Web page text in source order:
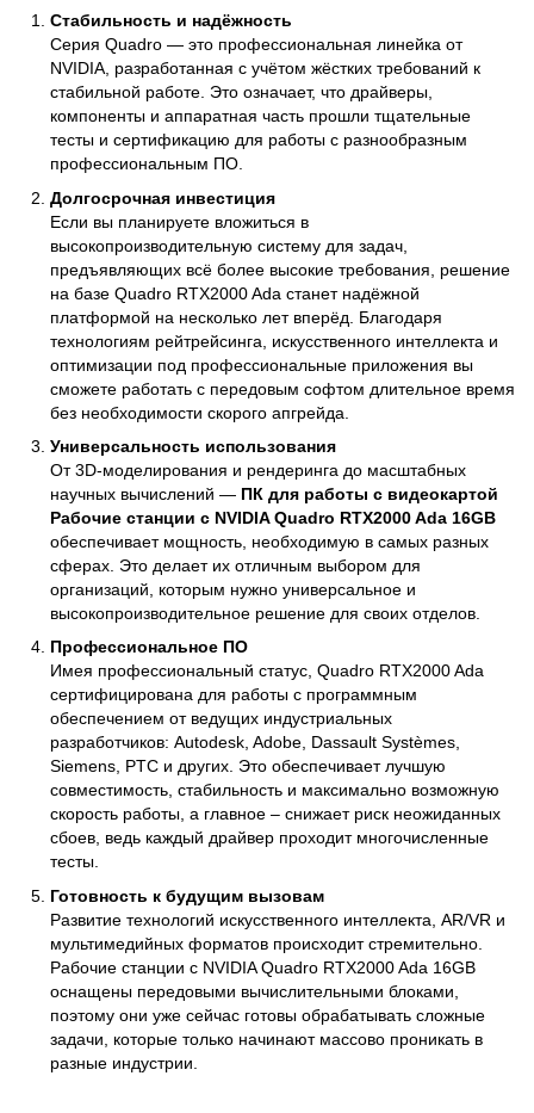
Стабильность и надёжность
Серия Quadro — это профессиональная линейка от
NVIDIA, разработанная с учётом жёстких требований к
стабильной работе. Это означает, что драйверы,
компоненты и аппаратная часть прошли тщательные
тесты и сертификацию для работы с разнообразным
профессиональным ПО.
Долгосрочная инвестиция
Если вы планируете вложиться в
высокопроизводительную систему для задач,
предъявляющих всё более высокие требования, решение
на базе Quadro RTX2000 Ada станет надёжной
платформой на несколько лет вперёд. Благодаря
технологиям рейтрейсинга, искусственного интеллекта и
оптимизации под профессиональные приложения вы
сможете работать с передовым софтом длительное время
без необходимости скорого апгрейда.
Универсальность использования
От 3D-моделирования и рендеринга до масштабных
научных вычислений — ПК для работы с видеокартой
Рабочие станции с NVIDIA Quadro RTX2000 Ada 16GB
обеспечивает мощность, необходимую в самых разных
сферах. Это делает их отличным выбором для
организаций, которым нужно универсальное и
высокопроизводительное решение для своих отделов.
Профессиональное ПО
Имея профессиональный статус, Quadro RTX2000 Ada
сертифицирована для работы с программным
обеспечением от ведущих индустриальных
разработчиков: Autodesk, Adobe, Dassault Systèmes,
Siemens, PTC и других. Это обеспечивает лучшую
совместимость, стабильность и максимально возможную
скорость работы, а главное – снижает риск неожиданных
сбоев, ведь каждый драйвер проходит многочисленные
тесты.
Готовность к будущим вызовам
Развитие технологий искусственного интеллекта, AR/VR и
мультимедийных форматов происходит стремительно.
Рабочие станции с NVIDIA Quadro RTX2000 Ada 16GB
оснащены передовыми вычислительными блоками,
поэтому они уже сейчас готовы обрабатывать сложные
задачи, которые только начинают массово проникать в
разные индустрии.